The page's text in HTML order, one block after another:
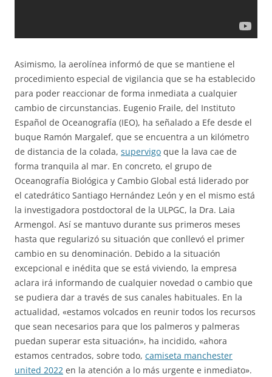
Asimismo, la aerolínea informó de que se mantiene el
procedimiento especial de vigilancia que se ha establecido
para poder reaccionar de forma inmediata a cualquier
cambio de circunstancias. Eugenio Fraile, del Instituto
Español de Oceanografía (IEO), ha señalado a Efe desde el
buque Ramón Margalef, que se encuentra a un kilómetro
de distancia de la colada, supervigo que la lava cae de
forma tranquila al mar. En concreto, el grupo de
Oceanografía Biológica y Cambio Global está liderado por
el catedrático Santiago Hernández León y en el mismo está
la investigadora postdoctoral de la ULPGC, la Dra. Laia
Armengol. Así se mantuvo durante sus primeros meses
hasta que regularizó su situación que conllevó el primer
cambio en su denominación. Debido a la situación
excepcional e inédita que se está viviendo, la empresa
aclara irá informando de cualquier novedad o cambio que
se pudiera dar a través de sus canales habituales. En la
actualidad, «estamos volcados en reunir todos los recursos
que sean necesarios para que los palmeros y palmeras
puedan superar esta situación», ha incidido, «ahora
estamos centrados, sobre todo, camiseta manchester
united 2022 en la atención a lo más urgente e inmediato».